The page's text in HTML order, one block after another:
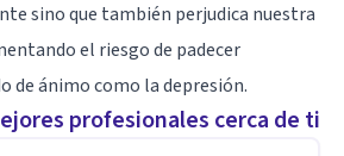
sino que también perjudica nuestra
el riesgo de padecer
de ánimo como la depresión.
profesionales cerca de ti